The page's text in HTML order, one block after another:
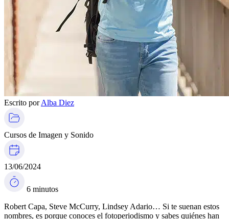
Escrito porAlba Diez
Cursos de Imagen y Sonido
13/06/2024
6 minutos
Robert Capa, Steve McCurry, Lindsey Adario… Si te suenan estos
nombres, es porque conoces el fotoperiodismo y sabes quiénes han